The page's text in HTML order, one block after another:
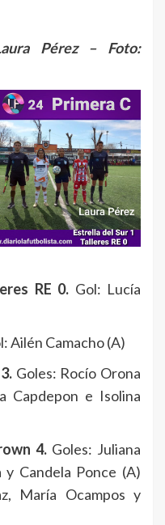
Pérez – Foto:
RE 0. Gol: Lucía
Ailén Camacho (A)
Goles: Rocío Orona
Capdepon e Isolina
4.Goles: Juliana
Candela Ponce (A)
María Ocampos y